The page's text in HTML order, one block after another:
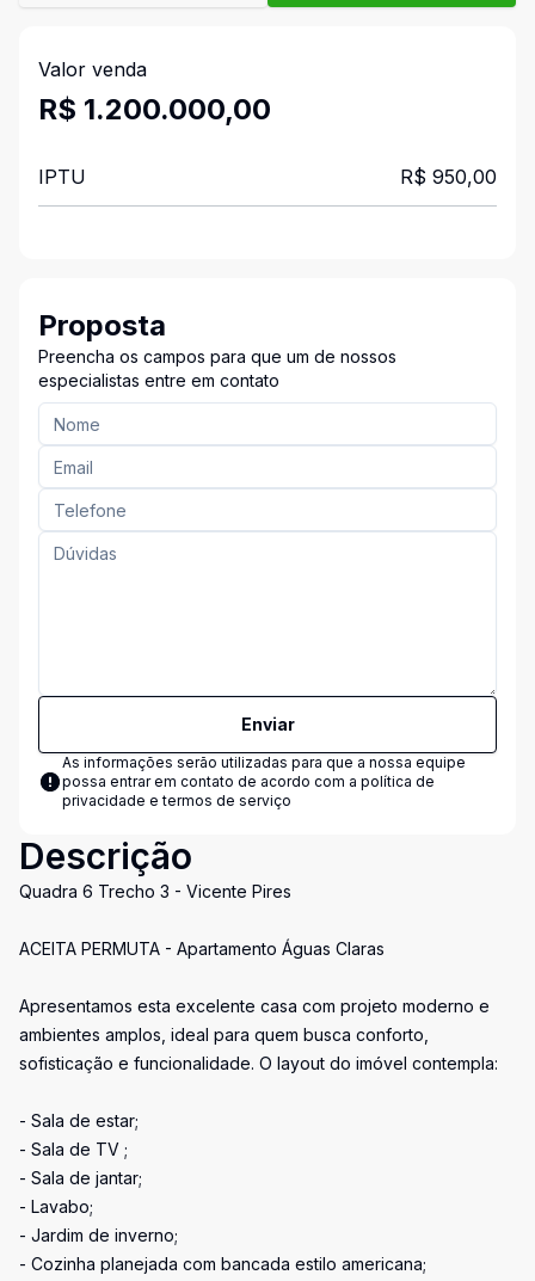
Valor venda
R$ 1.200.000,00
IPTU R$ 950,00
Proposta
Preencha os campos para que um de nossos
especialistas entre em contato
Enviar
As informações serão utilizadas para que a nossa equipe
possa entrar em contato de acordo com a política de
privacidade e termos de serviço
Descrição
Quadra 6 Trecho 3 - Vicente Pires
ACEITA PERMUTA - Apartamento Águas Claras
Apresentamos esta excelente casa com projeto moderno e
ambientes amplos, ideal para quem busca conforto,
sofisticação e funcionalidade. O layout do imóvel contempla:
- Sala de estar;
- Sala de TV ;
- Sala de jantar;
- Lavabo;
- Jardim de inverno;
- Cozinha planejada com bancada estilo americana;